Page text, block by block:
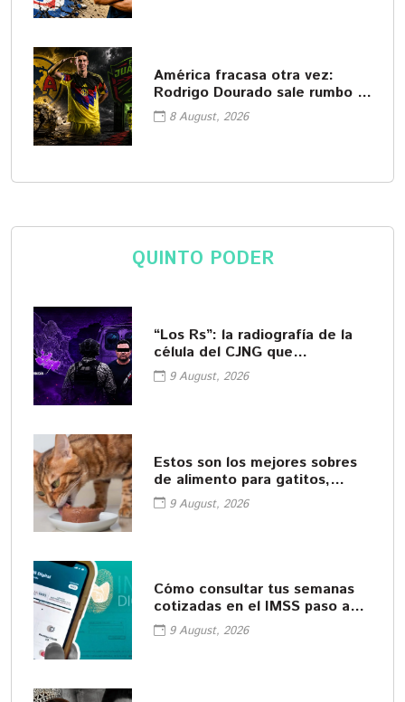
América fracasa otra vez:
Rodrigo Dourado sale rumbo a
Juárez
8 August, 2026
QUINTO PODER
“Los Rs”: la radiografía de la
célula del CJNG que
encabezaba "El R-1"
9 August, 2026
Estos son los mejores sobres
de alimento para gatitos,
según Profeco
9 August, 2026
Cómo consultar tus semanas
cotizadas en el IMSS paso a
paso9 August, 2026